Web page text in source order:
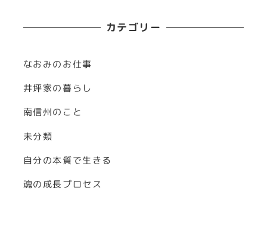
カテゴリー
なおみのお仕事
井坪家の暮らし
南信州のこと
未分類
自分の本質で生きる
魂の成長プロセス